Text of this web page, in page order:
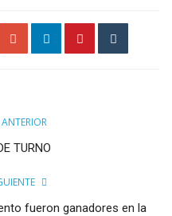
TURNO
fueron ganadores en la